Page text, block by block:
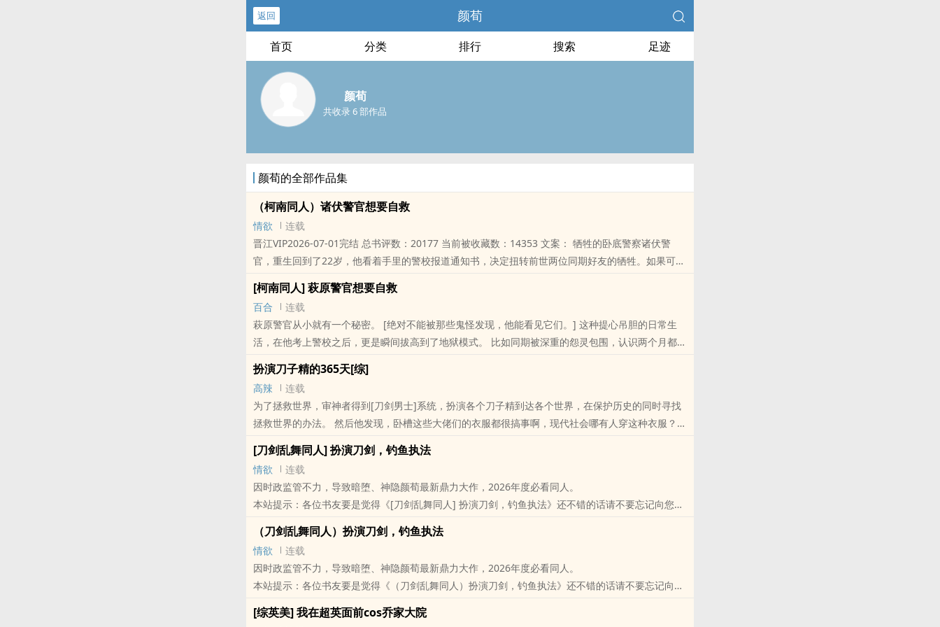
返回 颜荀
首页 分类 排行 搜索 足迹
颜荀
共收录 6 部作品
颜荀的全部作品集
（柯南同人）诸伏警官想要自救
情欲
连载
晋江VIP2026-07-01完结 总书评数：20177 当前被收藏数：14353 文案： 牺牲的卧底警察诸伏警
官，重生回到了22岁，他看着手里的警校报道通知书，决定扭转前世两位同期好友的牺牲。如果可以
本站提示：各位书友要是觉得《（柯南同人）诸伏警官想要自救》还不错的话请不要忘记向您QQ群
和微博里的朋友推荐哦！
[柯南同人] 萩原警官想要自救
百合
连载
萩原警官从小就有一个秘密。 [绝对不能被那些鬼怪发现，他能看见它们。] 这种提心吊胆的日常生
活，在他考上警校之后，更是瞬间拔高到了地狱模式。 比如同期被深重的怨灵包围，认识两个月都没
本站提示：各位书友要是觉得《[柯南同人] 萩原警官想要自救》还不错的话请不要忘记向您QQ群和
微博里的朋友推荐哦！
扮演刀子精的365天[综]
高辣
连载
为了拯救世界，审神者得到[刀剑男士]系统，扮演各个刀子精到达各个世界，在保护历史的同时寻找
拯救世界的办法。 然后他发现，卧槽这些大佬们的衣服都很搞事啊，现代社会哪有人穿这种衣服？！
本站提示：各位书友要是觉得《扮演刀子精的365天[综]》还不错的话请不要忘记向您QQ群和微博里
的朋友推荐哦！
[刀剑乱舞同人] 扮演刀剑，钓鱼执法
情欲
连载
因时政监管不力，导致暗堕、神隐颜荀最新鼎力大作，2026年度必看同人。
本站提示：各位书友要是觉得《[刀剑乱舞同人] 扮演刀剑，钓鱼执法》还不错的话请不要忘记向您
（刀剑乱舞同人）扮演刀剑，钓鱼执法
情欲
连载
因时政监管不力，导致暗堕、神隐颜荀最新鼎力大作，2026年度必看同人。
本站提示：各位书友要是觉得《（刀剑乱舞同人）扮演刀剑，钓鱼执法》还不错的话请不要忘记向您
QQ群和微博里的朋友推荐哦！
[综英美] 我在超英面前cos乔家大院